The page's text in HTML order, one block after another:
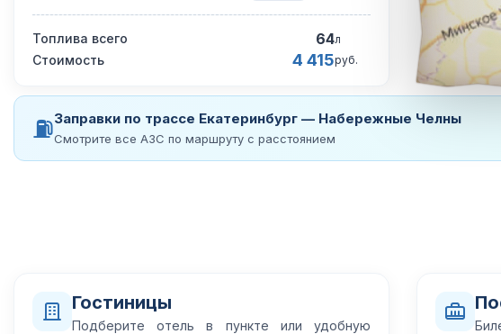
Топлива всего 64л
Стоимость 4 415руб.
⛽Заправки по трассе Екатеринбург — Набережные Челны
Смотрите все АЗС по маршруту с расстоянием
Гостиницы
Подберите отель в пункте или удобную